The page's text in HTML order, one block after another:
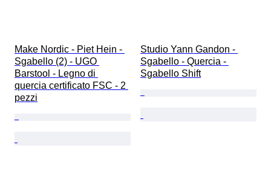
Make Nordic - Piet Hein -
Sgabello (2) - UGO
Barstool - Legno di
quercia certificato FSC - 2
pezzi
Studio Yann Gandon -
Sgabello - Quercia -
Sgabello Shift